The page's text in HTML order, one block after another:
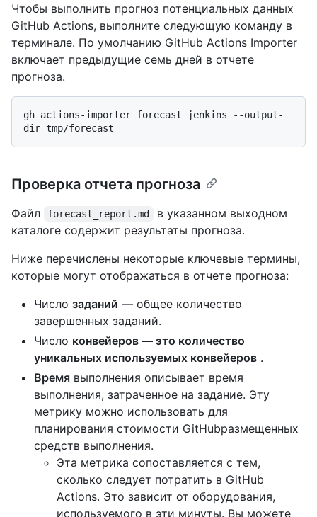
Чтобы выполнить прогноз потенциальных данных
GitHub Actions, выполните следующую команду в
терминале. По умолчанию GitHub Actions Importer
включает предыдущие семь дней в отчете
прогноза.
gh actions-importer forecast jenkins --output-
Проверка отчета прогноза
Файл forecast_report.md
в указанном выходном
каталоге содержит результаты прогноза.
Ниже перечислены некоторые ключевые термины,
которые могут отображаться в отчете прогноза:
Число заданий — общее количество
завершенных заданий.
Число конвейеров — это количество
уникальных используемых конвейеров .
Время выполнения описывает время
выполнения, затраченное на задание. Эту
метрику можно использовать для
планирования стоимости GitHubразмещенных
средств выполнения.
Эта метрика сопоставляется с тем,
сколько следует потратить в GitHub
Actions. Это зависит от оборудования,
используемого в эти минуты. Вы можете